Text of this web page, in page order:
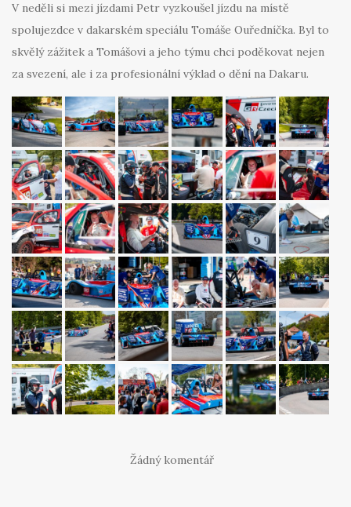
V neděli si mezi jízdami Petr vyzkoušel jízdu na místě
spolujezdce v dakarském speciálu Tomáše Ouředníčka. Byl to
skvělý zážitek a Tomášovi a jeho týmu chci poděkovat nejen
za svezení, ale i za profesionální výklad o dění na Dakaru.
Žádný komentář